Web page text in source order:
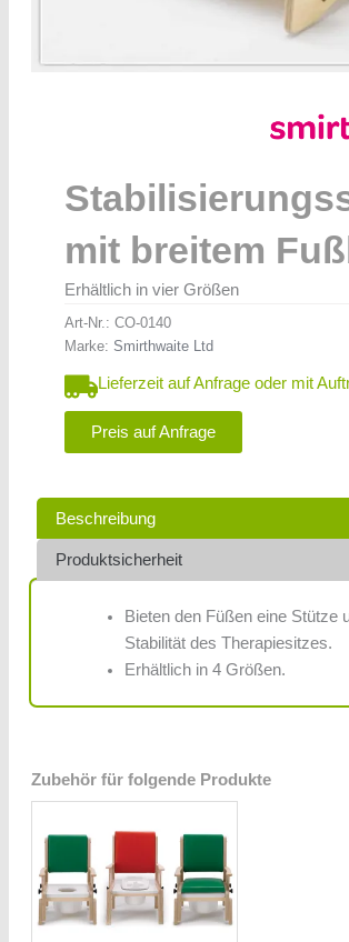
mit breitem
Erhältlich in vier Größen
Art-Nr.: CO-0140
Marke: Smirthwaite Ltd
Lieferzeit auf Anfrage oder mit
Preis auf Anfrage
Beschreibung
Produktsicherheit
Bieten den Füßen eine Stütze
Stabilität des Therapiesitzes.
Erhältlich in 4 Größen.
Zubehör für folgende Produkte